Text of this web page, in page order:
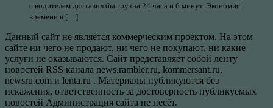
с водителем доставил бы груз за 24 часа и 6 минут. Экономия
времени в […]
Данный сайт не является коммерческим проектом. На этом
сайте ни чего не продают, ни чего не покупают, ни какие
услуги не оказываются. Сайт представляет собой ленту
новостей RSS канала news.rambler.ru, kommersant.ru,
newsru.com и lenta.ru . Материалы публикуются без
искажения, ответственность за достоверность публикуемых
новостей Администрация сайта не несёт.